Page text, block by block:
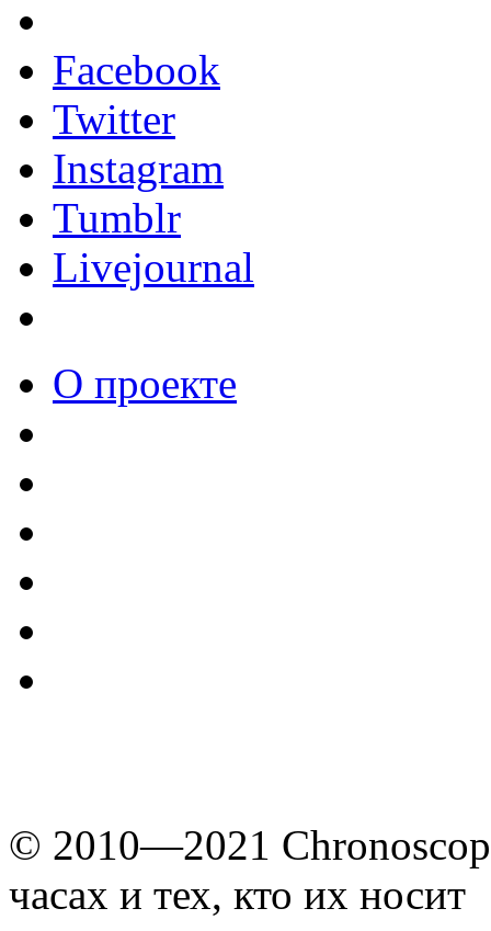
Facebook
Twitter
Instagram
Tumblr
Livejournal
О проекте
© 2010—2021
часах и тех, кто их носит